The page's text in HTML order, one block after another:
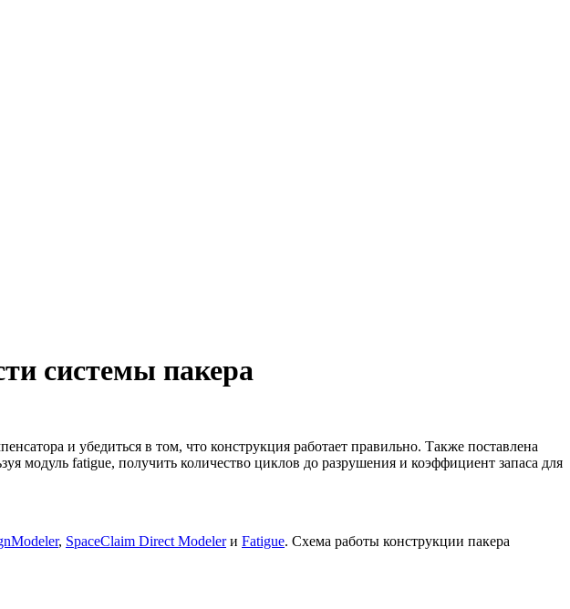
системы пакера
и убедиться в том, что конструкция работает правильно. Также поставлена
модуль fatigue, получить количество циклов до разрушения и коэффициент запаса для
, SpaceClaim Direct Modelerи Fatigue. Схема работы конструкции пакера